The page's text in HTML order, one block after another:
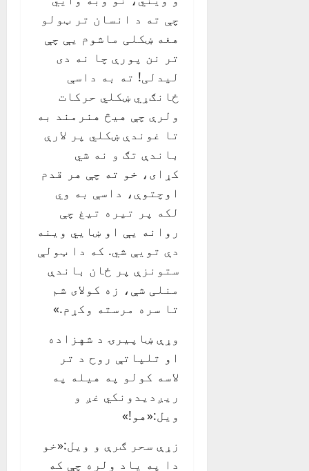
چې ته د انسان تر ټولو
هغه ښکلی ماشوم یې چې
تر نن پورې چا نه دی
لیدلی! ته به داسې
ځانګړي ښکلي حرکات
ولرې چې هیڅ هنرمند به
تا غوندې ښکلي پر لارې
باندې تګ و نه شي
کړای، خو ته چې هر قدم
اوچتوې، داسې به وي
لکه پر تیره تیغ چې
روانه یې او ښايي وینه
دې تويې شي. که دا ټولې
ستونزې پر ځان باندې
منلی شې، زه کولای شم
تا سره مرسته وکړم.»
وړې ښاپیرۍ د شهزاده
او تلپاتې روح د تر
لاسه کولو په هیله په
ریږدیدونکي غږ و
ویل:«هو!»
زړې سحر ګرې و ویل:«خو
دا په یاد ولره چې که